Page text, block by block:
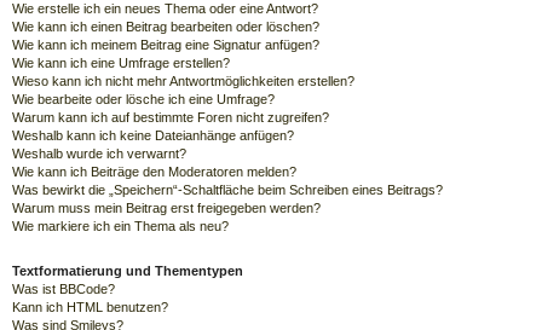
Wie erstelle ich ein neues Thema oder eine Antwort?
Wie kann ich einen Beitrag bearbeiten oder löschen?
Wie kann ich meinem Beitrag eine Signatur anfügen?
Wie kann ich eine Umfrage erstellen?
Wieso kann ich nicht mehr Antwortmöglichkeiten erstellen?
Wie bearbeite oder lösche ich eine Umfrage?
Warum kann ich auf bestimmte Foren nicht zugreifen?
Weshalb kann ich keine Dateianhänge anfügen?
Weshalb wurde ich verwarnt?
Wie kann ich Beiträge den Moderatoren melden?
Was bewirkt die „Speichern“-Schaltfläche beim Schreiben eines Beitrags?
Warum muss mein Beitrag erst freigegeben werden?
Wie markiere ich ein Thema als neu?
Textformatierung und Thementypen
Was ist BBCode?
Kann ich HTML benutzen?
Was sind Smileys?